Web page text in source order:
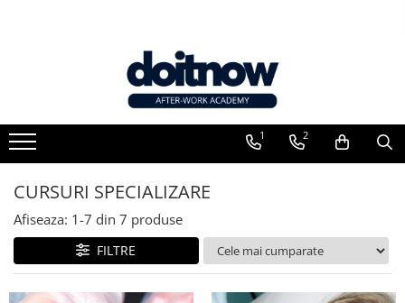
1 2
CURSURI SPECIALIZARE
Afiseaza: 1-7 din 7 produse
FILTRE